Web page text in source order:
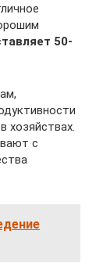
50-
хозяйствах.
с